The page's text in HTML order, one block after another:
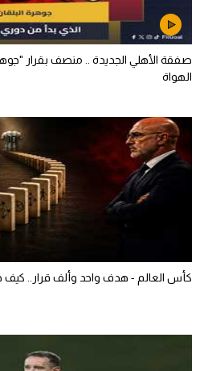
صفقة الأهلي الجديدة .. منصف بقرار
الهواة
كأس العالم - هدف واحد وألف قرار.. كيف